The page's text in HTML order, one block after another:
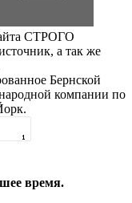
СТРОГО
а так же
Бернской
компании по
время.